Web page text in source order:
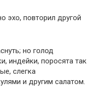
эхо, повторил другой
но голод
индейки, поросята так
слегка
и другим салатом.